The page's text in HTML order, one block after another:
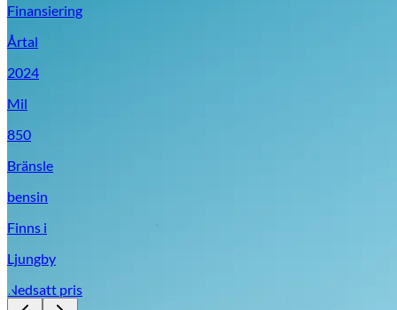
Finansiering
Årtal
2024
Mil
850
Bränsle
bensin
Finns i
Ljungby
Nedsatt pris